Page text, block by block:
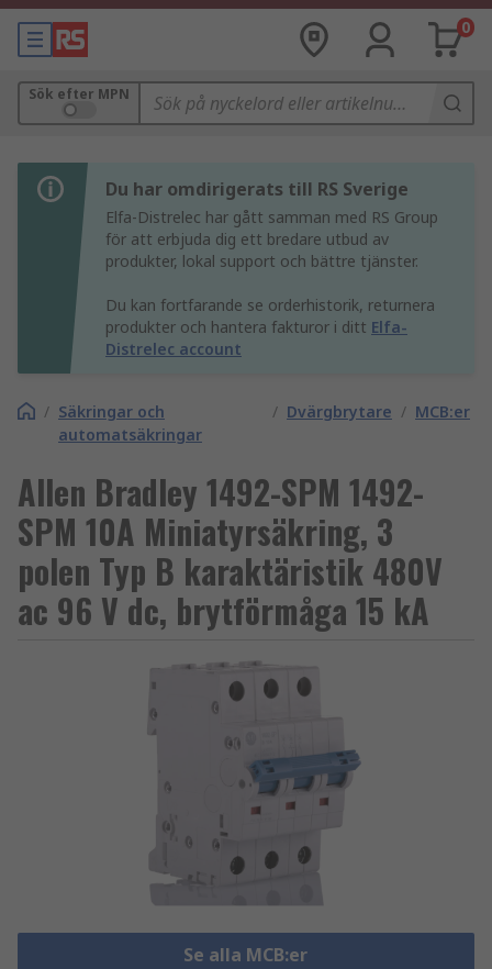
0
Sök efter MPN
Du har omdirigerats till RS Sverige
Elfa-Distrelec har gått samman med RS Group
för att erbjuda dig ett bredare utbud av
produkter, lokal support och bättre tjänster.
Du kan fortfarande se orderhistorik, returnera
produkter och hantera fakturor i ditt Elfa-
Distrelec account
/ Säkringar och
automatsäkringar
/ Dvärgbrytare / MCB:er
Allen Bradley 1492-SPM 1492-
SPM 10A Miniatyrsäkring, 3
polen Typ B karaktäristik 480V
ac 96 V dc, brytförmåga 15 kA
Se alla MCB:er